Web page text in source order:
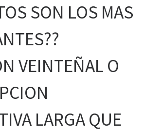
SON LOS MAS
VEINTEÑAL O
LARGA QUE